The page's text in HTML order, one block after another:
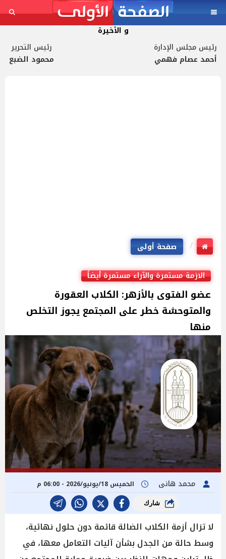
و الأخيرة
رئيس مجلس الإدارة
أحمد عصام فهمي
رئيس التحرير
محمود الضبع
صفحة أولى
الازمة مستمرة والآراء مستمرة أيضاً
عضو الفتوى بالأزهر: الكلاب العقورة
والمتوحشة خطر على المجتمع يجوز التخلص
منها
محمد هانى الخميس 18/يونيو/2026 - 06:00 م
شارك
لا تزال أزمة الكلاب الضالة قائمة دون حلول نهائية،
وسط حالة من الجدل بشأن آليات التعامل معها، في